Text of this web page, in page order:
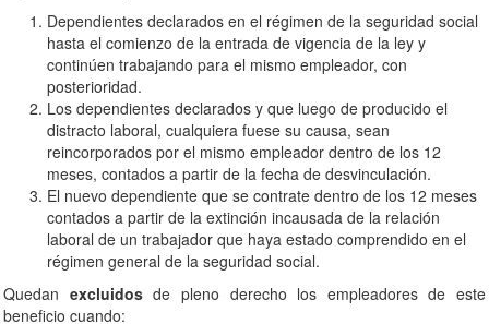
Dependientes declarados en el régimen de la seguridad social
hasta el comienzo de la entrada de vigencia de la ley y
continúen trabajando para el mismo empleador, con
posterioridad.
Los dependientes declarados y que luego de producido el
distracto laboral, cualquiera fuese su causa, sean
reincorporados por el mismo empleador dentro de los 12
meses, contados a partir de la fecha de desvinculación.
El nuevo dependiente que se contrate dentro de los 12 meses
contados a partir de la extinción incausada de la relación
laboral de un trabajador que haya estado comprendido en el
régimen general de la seguridad social.
Quedan excluidosde pleno derecho los empleadores de este
beneficio cuando: